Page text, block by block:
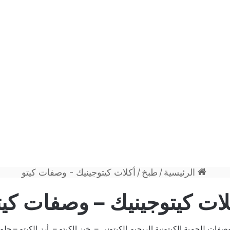
الرئيسية / طبخ / أكلات كيتوجينيك - وصفات كيتو
كيتوجينيك – وصفات